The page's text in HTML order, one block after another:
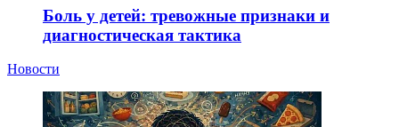
Боль у детей: тревожные признаки и
диагностическая тактика
Новости